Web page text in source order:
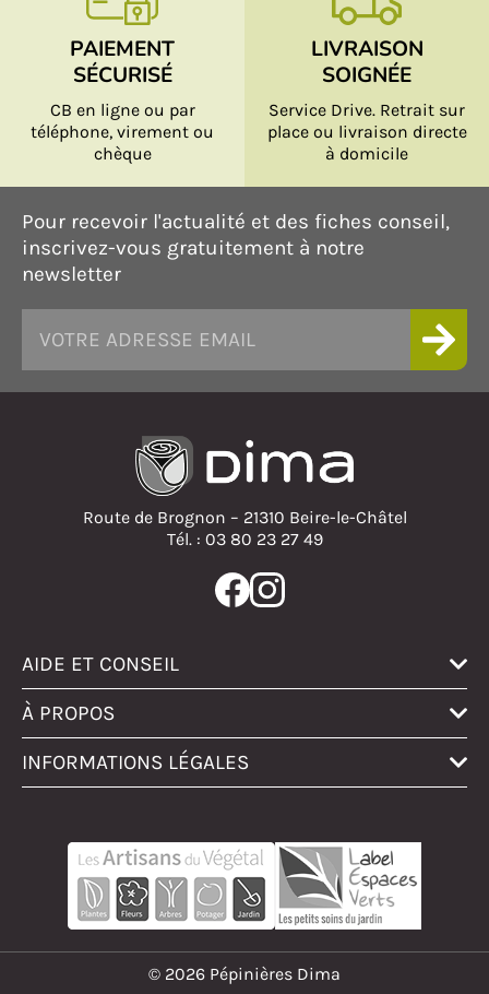
PAIEMENT
SÉCURISÉ
CB en ligne ou par
téléphone, virement ou
chèque
LIVRAISON
SOIGNÉE
Service Drive. Retrait sur
place ou livraison directe
à domicile
Pour recevoir l'actualité et des fiches conseil,
inscrivez-vous gratuitement à notre
newsletter
Route de Brognon – 21310 Beire-le-Châtel
Tél. : 03 80 23 27 49
AIDE ET CONSEIL
À PROPOS
INFORMATIONS LÉGALES
© 2026 Pépinières Dima